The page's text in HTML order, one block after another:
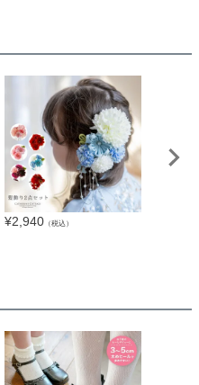
¥2,940 （税込）